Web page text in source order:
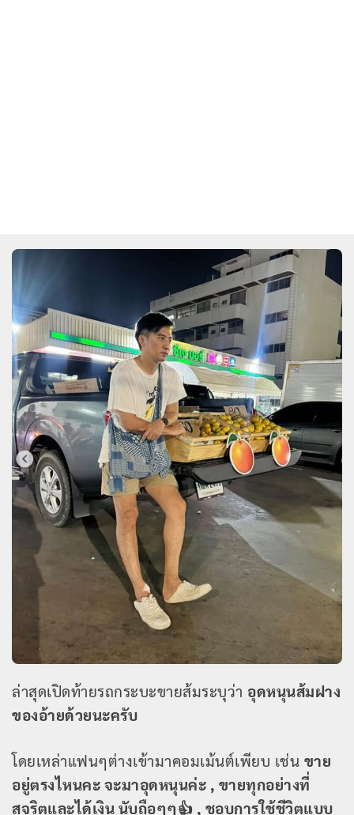
ล่าสุดเปิดท้ายรถกระบะขายส้มระบุว่า อุดหนุนส้มฝาง
ของอ้ายด้วยนะครับ
โดยเหล่าแฟนๆต่างเข้ามาคอมเม้นต์เพียบ เช่น ขาย
อยู่ตรงไหนคะ จะมาอุดหนุนค่ะ , ขายทุกอย่างที่
สุจริตและได้เงิน นับถือๆๆ👍 , ชอบการใช้ชีวิตแบบ